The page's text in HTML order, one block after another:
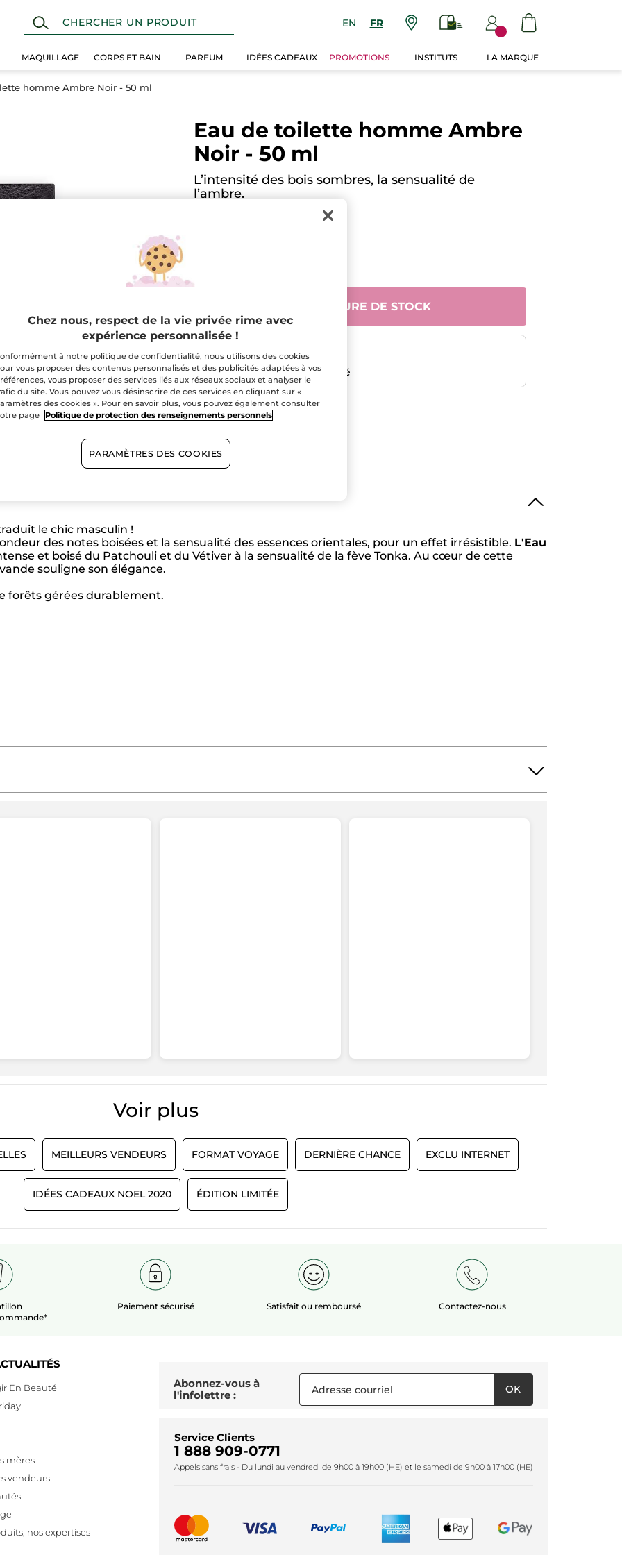
EN FR
MAQUILLAGE CORPS ET BAIN PARFUM IDÉES CADEAUX PROMOTIONS INSTITUTS LA MARQUE
homme Ambre Noir - 50 ml
Eau de toilette homme Ambre
Noir - 50 ml
L’intensité des bois sombres, la sensualité de
l’ambre.
EN RUPTURE DE STOCK
Paiement sécurisé
Satisfait ou remboursé
le chic masculin !
des notes boisées et la sensualité des essences orientales, pour un effet irrésistible. L'Eau
et boisé du Patchouli et du Vétiver à la sensualité de la fève Tonka. Au cœur de cette
souligne son élégance.
forêts gérées durablement.
Voir plus​
MEILLEURS VENDEURS FORMAT VOYAGE DERNIÈRE CHANCE EXCLU INTERNET
IDÉES CADEAUX NOEL 2020 ÉDITION LIMITÉE
Paiement sécurisé Satisfait ou remboursé Contactez-nous
En Beauté
mères
vendeurs
nos expertises
Abonnez-vous à
l'infolettre :
OK
Service Clients
1 888 909-0771
Appels sans frais - Du lundi au vendredi de 9h00 à 19h00 (HE) et le samedi de 9h00 à 17h00 (HE)
Chez nous, respect de la vie privée rime avec
expérience personnalisée !
à notre politique de confidentialité, nous utilisons des cookies
vous proposer des contenus personnalisés et des publicités adaptées à vos
vous proposer des services liés aux réseaux sociaux et analyser le
du site. Vous pouvez vous désinscrire de ces services en cliquant sur «
des cookies ». Pour en savoir plus, vous pouvez également consulter
page
Politique de protection des renseignements personnels
PARAMÈTRES DES COOKIES